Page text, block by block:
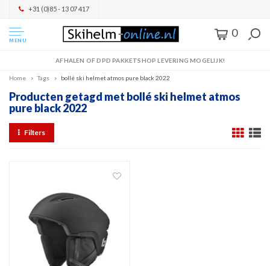
+31 (0)85 - 13 07 417
MENU
0
AFHALEN OF DPD PAKKETSHOP LEVERING MOGELIJK!
Home Tags bollé ski helmet atmos pure black 2022
Producten getagd met bollé ski helmet atmos
pure black 2022
Filters